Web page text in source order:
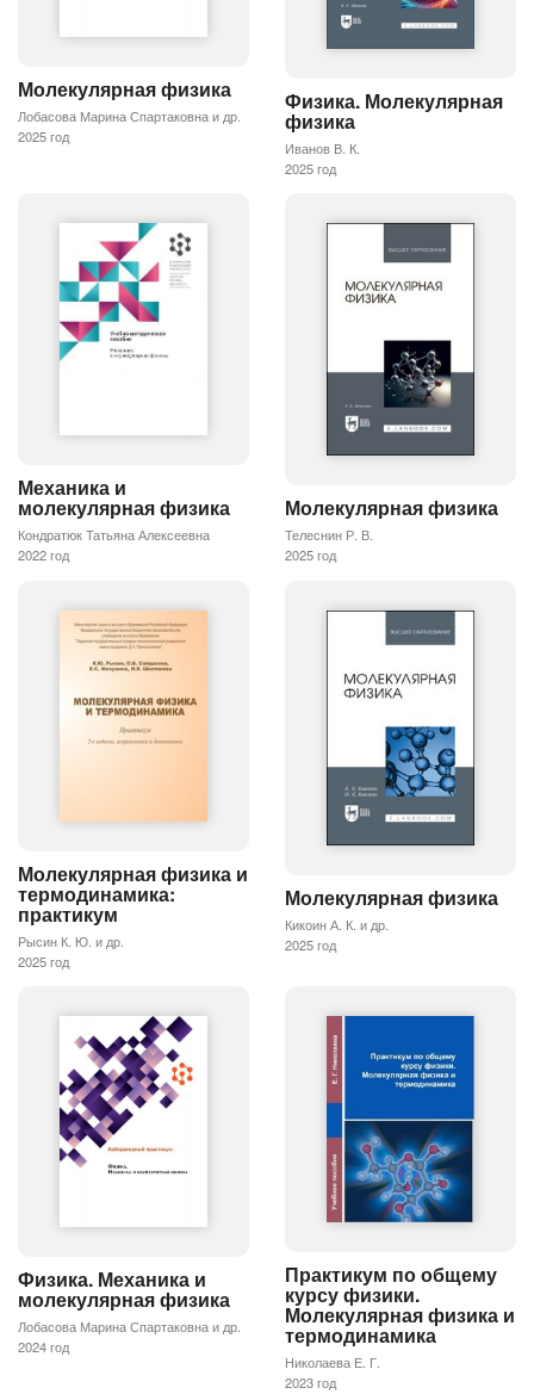
Молекулярная физика
Лобасова Марина Спартаковна и др.
2025 год
Физика. Молекулярная
физика
Иванов В. К.
2025 год
Механика и
молекулярная физика
Кондратюк Татьяна Алексеевна
2022 год
Молекулярная физика
Телеснин Р. В.
2025 год
Молекулярная физика и
термодинамика:
практикум
Рысин К. Ю. и др.
2025 год
Молекулярная физика
Кикоин А. К. и др.
2025 год
Физика. Механика и
молекулярная физика
Лобасова Марина Спартаковна и др.
2024 год
Практикум по общему
курсу физики.
Молекулярная физика и
термодинамика
Николаева Е. Г.
2023 год